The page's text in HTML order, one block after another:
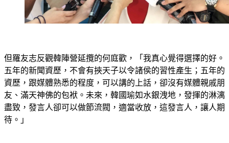
但羅友志反觀韓陣營延攬的何庭歡，「我真心覺得選擇的好。
五年的新聞資歷，不會有挾天子以令諸侯的習性產生；五年的
資歷，跟媒體熟悉的程度，可以講的上話，卻沒有媒體親戚朋
友、滿天神佛的包袱。未來，韓國瑜如水銀洩地，發揮的淋漓
盡致，發言人卻可以做節流閥，適當收放，這發言人，讓人期
待。」